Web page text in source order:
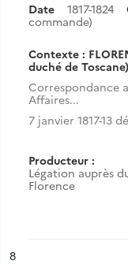
Date 1817-1824
commande)
Contexte :
duché de Toscane)
Correspondance
Affaires...
7 janvier 1817-13
Producteur :
Légation auprès
Florence
n°
8